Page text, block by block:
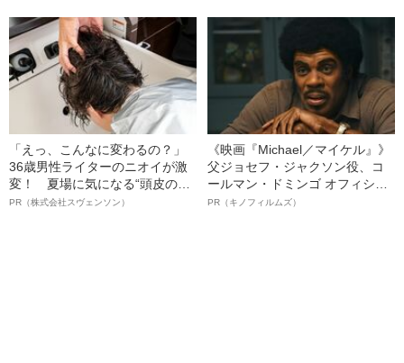
「えっ、こんなに変わるの？」
36歳男性ライターのニオイが激
変！ 夏場に気になる“頭皮のニ
オイ”や“ベタつき”を解消す
PR（株式会社スヴェンソン）
《映画『Michael／マイケル』》
父ジョセフ・ジャクソン役、コ
ールマン・ドミンゴ オフィシャ
ルインタビュー“観客を魅了した
PR（キノフィルムズ）